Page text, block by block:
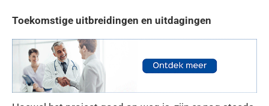
Toekomstige uitbreidingen en uitdagingen